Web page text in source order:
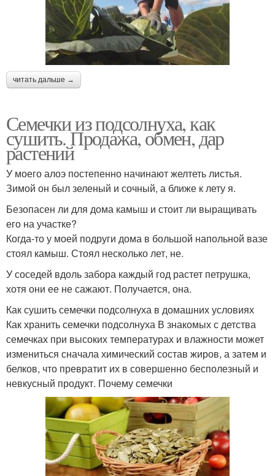
читать дальше →
Семечки из подсолнуха, как
сушить. Продажа, обмен, дар
растений
У моего алоэ постепенно начинают желтеть листья.
Зимой он был зеленый и сочный, а ближе к лету я.
Безопасен ли для дома камыш и стоит ли выращивать
его на участке?
Когда-то у моей подруги дома в большой напольной вазе
стоял камыш. Стоял несколько лет, не.
У соседей вдоль забора каждый год растет петрушка,
хотя они ее не сажают. Получается, она.
Как сушить семечки подсолнуха в домашних условиях
Как хранить семечки подсолнуха В знакомых с детства
семечках при высоких температурах и влажности может
измениться сначала химический состав жиров, а затем и
белков, что превратит их в совершенно бесполезный и
невкусный продукт. Почему семечки